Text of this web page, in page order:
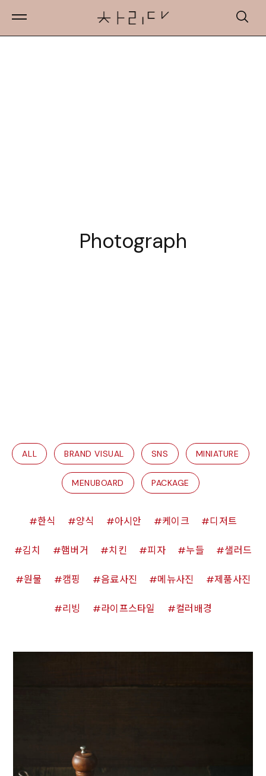
ALL BRAND VISUAL SNS MINIATURE
MENUBOARD PACKAGE
한식 양식 아시안 케이크 디저트
김치 햄버거 치킨 피자 누들 샐러드
원물 캠핑 음료사진 메뉴사진 제품사진
리빙 라이프스타일 컬러배경